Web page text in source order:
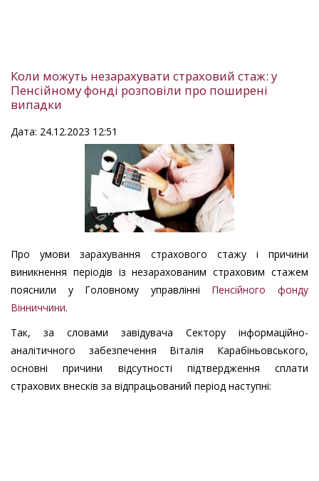
Коли можуть незарахувати страховий стаж: у
Пенсійному фонді розповіли про поширені
випадки
Дата: 24.12.2023 12:51
Про умови зарахування страхового стажу і причини
виникнення періодів із незарахованим страховим стажем
пояснили у Головному управлінні Пенсійного фонду
Вінниччини.
Так, за словами завідувача Сектору інформаційно-
аналітичного забезпечення Віталія Карабіньовського,
основні причини відсутності підтвердження сплати
страхових внесків за відпрацьований період наступні: